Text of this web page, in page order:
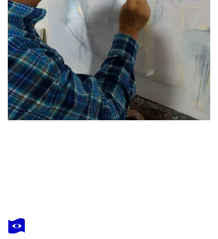
PEDRO CARRASCO
Intruso 7